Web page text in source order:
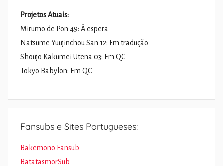
Projetos Atuais:
Mirumo de Pon 49: À espera
Natsume Yuujinchou San 12: Em tradução
Shoujo Kakumei Utena 03: Em QC
Tokyo Babylon: Em QC
Fansubs e Sites Portugueses:
Bakemono Fansub
BatatasmorSub